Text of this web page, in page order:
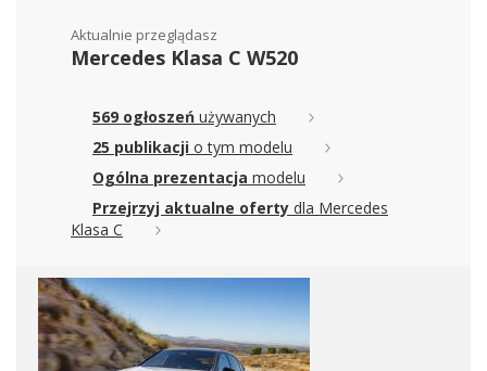
Aktualnie przeglądasz
Mercedes Klasa C W520
569 ogłoszeń używanych
25 publikacji o tym modelu
Ogólna prezentacja modelu
Przejrzyj aktualne oferty dla Mercedes
Klasa C